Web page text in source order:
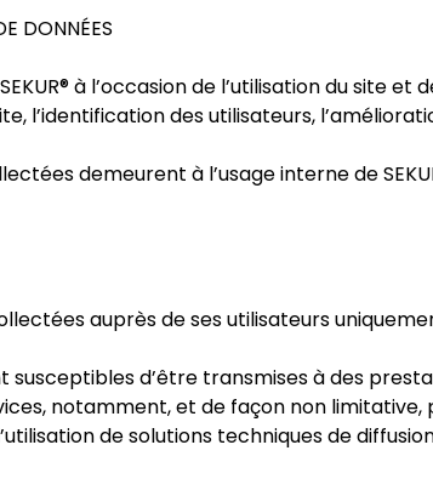
DONNÉES
à l’occasion de l’utilisation du site
l’identification des utilisateurs,
demeurent à l’usage interne de
auprès de ses utilisateurs
susceptibles d’être transmises à des
notamment, et de façon non
de solutions techniques de